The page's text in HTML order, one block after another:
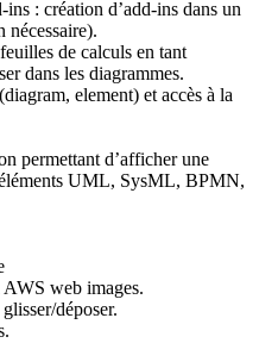
: création d’add-ins dans un
nécessaire).
de calculs en tant
dans les diagrammes.
element) et accès à la
permettant d’afficher une
UML, SysML, BPMN,
web images.
déposer.